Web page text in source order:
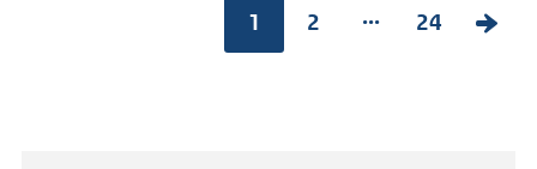
1 2 ... 24
V